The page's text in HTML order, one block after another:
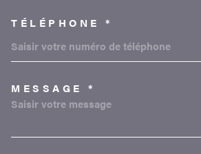
TÉLÉPHONE *
MESSAGE *